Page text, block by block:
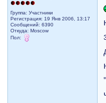
Группа: Участники
Регистрация: 19 Янв 2006, 13:17
Сообщений: 6390
Откуда: Moscow
Пол: